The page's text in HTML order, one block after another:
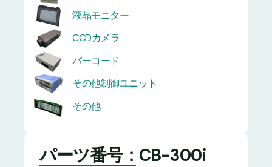
液晶モニター
CCDカメラ
バーコード
その他制御ユニット
その他
パーツ番号：CB-300i